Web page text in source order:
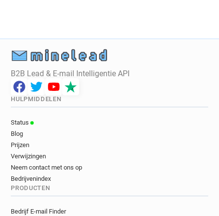
B2B Lead & E-mail Intelligentie API
HULPMIDDELEN
Status
Blog
Prijzen
Verwijzingen
Neem contact met ons op
Bedrijvenindex
PRODUCTEN
Bedrijf E-mail Finder